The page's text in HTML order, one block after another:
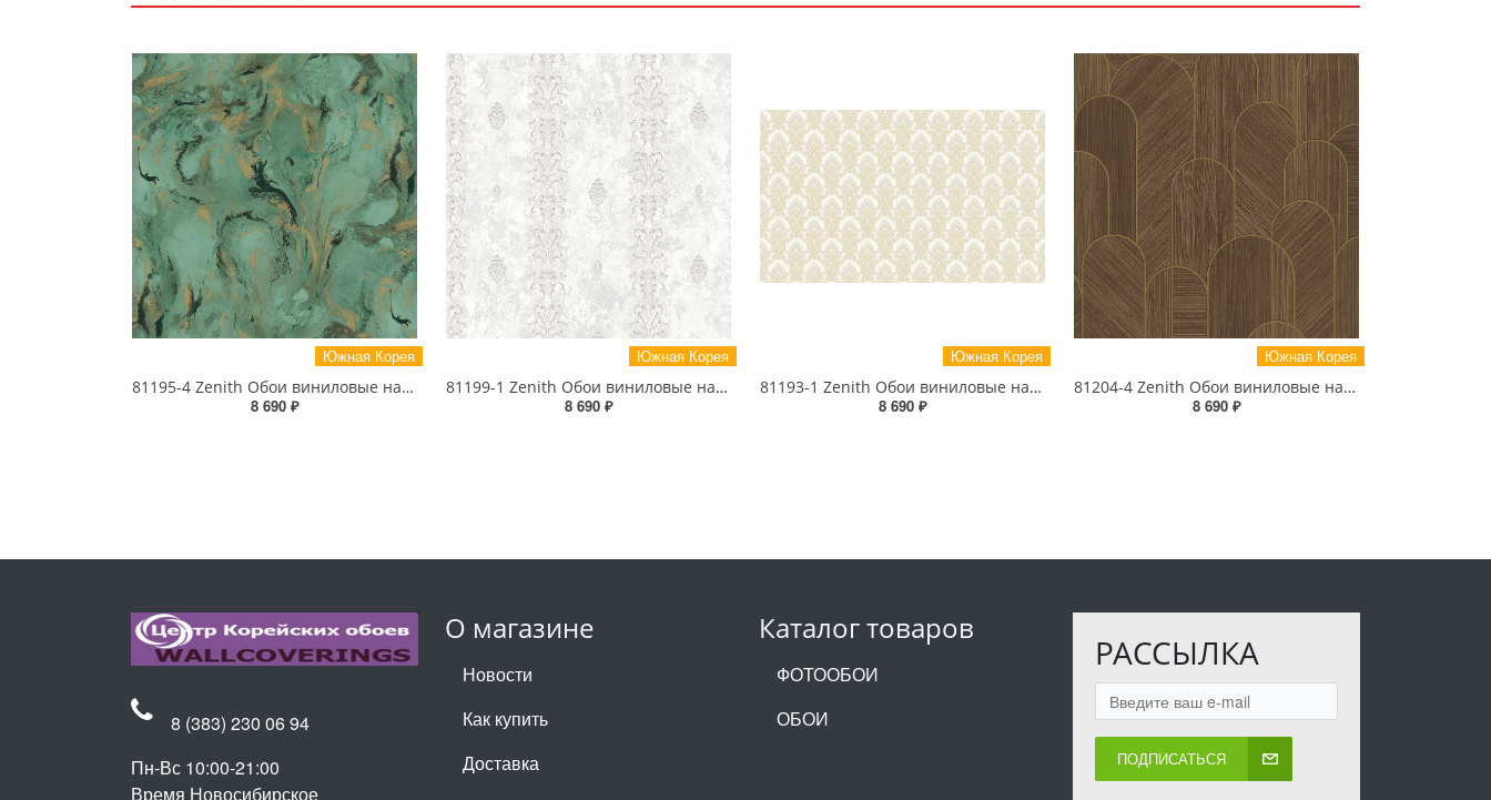
Южная Корея
81195-4 Zenith Обои виниловые на бумажной основе 1.06*15.5
8 690 ₽
Южная Корея
81199-1 Zenith Обои виниловые на бумажной основе 1.06*15.5
8 690 ₽
Южная Корея
81193-1 Zenith Обои виниловые на бумажной основе 1.06*15.5
8 690 ₽
Южная Корея
81204-4 Zenith Обои виниловые на бумажной основе 1.06*15.5
8 690 ₽
О магазине
Новости
Как купить
Доставка
Каталог товаров
ФОТООБОИ
ОБОИ
РАССЫЛКА
ПОДПИСАТЬСЯ
8 (383) 230 06 94
Пн-Вс 10:00-21:00
Время Новосибирское